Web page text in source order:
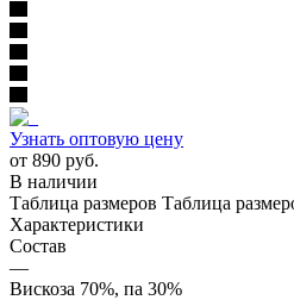
Узнать оптовую цену
от 890 руб.
В наличии
Таблица размеров Таблица
Характеристики
Состав
—
Вискоза 70%, па 30%